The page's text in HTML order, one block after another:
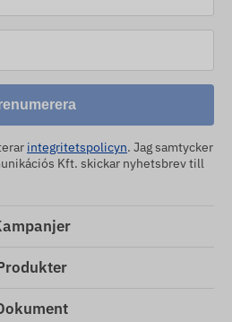
integritetspolicyn. Jag samtycker
Kft. skickar nyhetsbrev till